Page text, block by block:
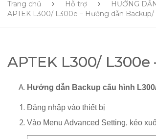
Trang chủ Hỗ trợ HƯỚNG
APTEK L300/ L300e – Hướng dẫn
APTEK L300/
Hướng dẫn Backup cấu hình
Đăng nhập vào thiết bị
Vào Menu Advanced Setting, kéo